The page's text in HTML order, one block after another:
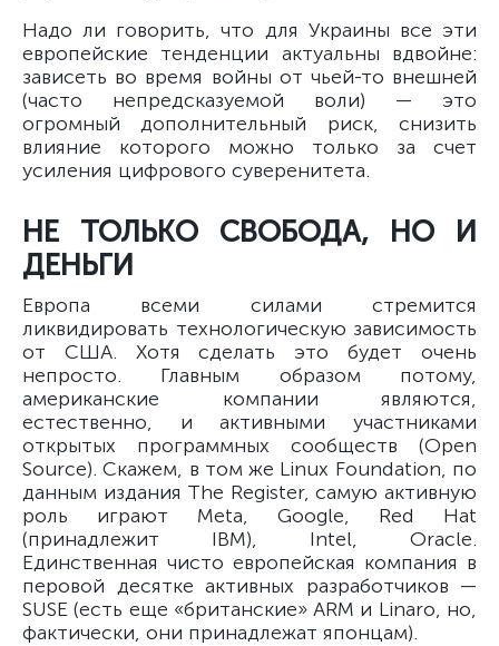
Надо ли говорить, что для Украины все эти
европейские тенденции актуальны вдвойне:
зависеть во время войны от чьей-то внешней
(часто непредсказуемой воли) — это
огромный дополнительный риск, снизить
влияние которого можно только за счет
усиления цифрового суверенитета.
НЕ ТОЛЬКО СВОБОДА, НО И
ДЕНЬГИ
Европа всеми силами стремится
ликвидировать технологическую зависимость
от США. Хотя сделать это будет очень
непросто. Главным образом потому,
американские компании являются,
естественно, и активными участниками
открытых программных сообществ (Open
Source). Скажем, в том же Linux Foundation, по
данным издания The Register, самую активную
роль играют Meta, Google, Red Hat
(принадлежит IBM), Intel, Oracle.
Единственная чисто европейская компания в
перовой десятке активных разработчиков —
SUSE (есть еще «британские» ARM и Linaro, но,
фактически, они принадлежат японцам).